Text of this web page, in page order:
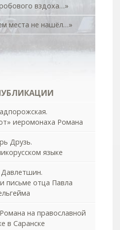
вздоха…»
места не нашёл…»
иеромонаха Романа
Друзь.
языке
письме отца Павла
на православной
в Саранске